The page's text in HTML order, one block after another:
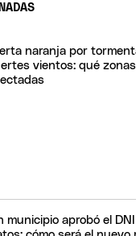
naranja por
vientos: qué
municipio aprobó el